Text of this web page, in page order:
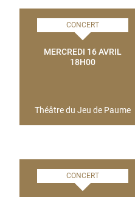
CONCERT
MERCREDI 16 AVRIL
18H00
Théâtre du Jeu de Paume
CONCERT